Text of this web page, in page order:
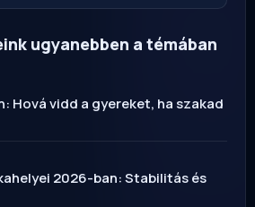
ugyanebben a témában
Hová vidd a gyereket, ha szakad
2026-ban: Stabilitás és